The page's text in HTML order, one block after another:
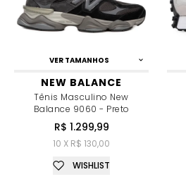
VER TAMANHOS
NEW BALANCE
Tênis Masculino New
Balance 9060 - Preto
R$ 1.299,99
10 X R$ 130,00
WISHLIST